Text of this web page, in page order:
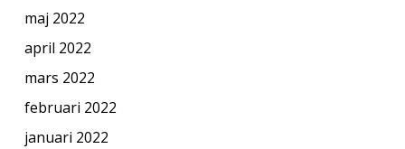
maj 2022
april 2022
mars 2022
februari 2022
januari 2022